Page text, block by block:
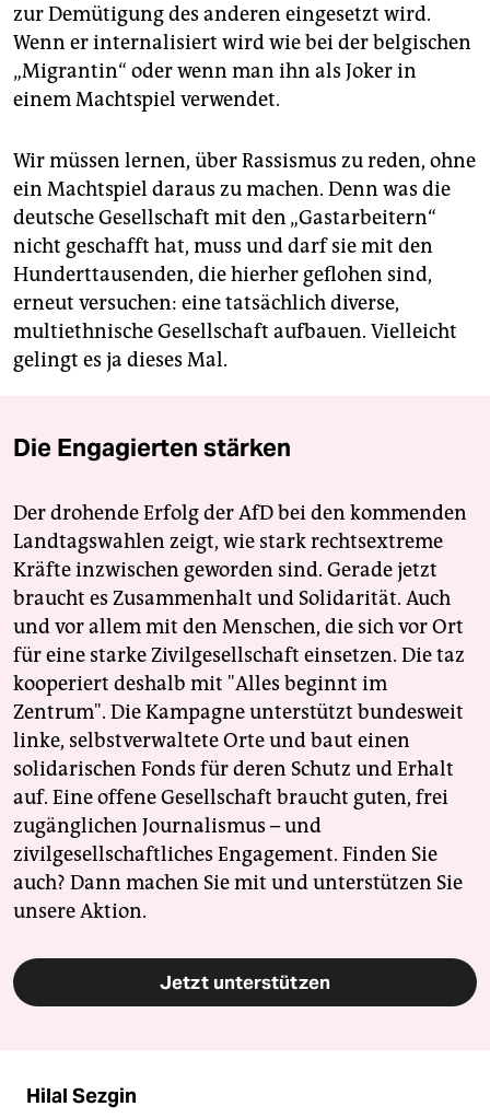
zur Demütigung des anderen eingesetzt wird.
Wenn er internalisiert wird wie bei der belgischen
„Migrantin“ oder wenn man ihn als Joker in
einem Machtspiel verwendet.
Wir müssen lernen, über Rassismus zu reden, ohne
ein Machtspiel daraus zu machen. Denn was die
deutsche Gesellschaft mit den „Gastarbeitern“
nicht geschafft hat, muss und darf sie mit den
Hunderttausenden, die hierher geflohen sind,
erneut versuchen: eine tatsächlich diverse,
multiethnische Gesellschaft aufbauen. Vielleicht
gelingt es ja dieses Mal.
Die Engagierten stärken
Der drohende Erfolg der AfD bei den kommenden
Landtagswahlen zeigt, wie stark rechtsextreme
Kräfte inzwischen geworden sind. Gerade jetzt
braucht es Zusammenhalt und Solidarität. Auch
und vor allem mit den Menschen, die sich vor Ort
für eine starke Zivilgesellschaft einsetzen. Die taz
kooperiert deshalb mit "Alles beginnt im
Zentrum". Die Kampagne unterstützt bundesweit
linke, selbstverwaltete Orte und baut einen
solidarischen Fonds für deren Schutz und Erhalt
auf. Eine offene Gesellschaft braucht guten, frei
zugänglichen Journalismus – und
zivilgesellschaftliches Engagement. Finden Sie
auch? Dann machen Sie mit und unterstützen Sie
unsere Aktion.
Jetzt unterstützen
Hilal Sezgin